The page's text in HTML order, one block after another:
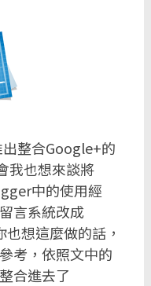
整合Google+的
我也想來談將
中的使用經
言系統改成
想這麼做的話，
考，依照文中的
合進去了